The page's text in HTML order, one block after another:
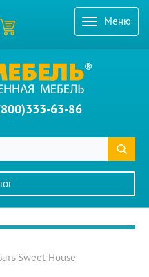
Меню
63-86
Sweet House